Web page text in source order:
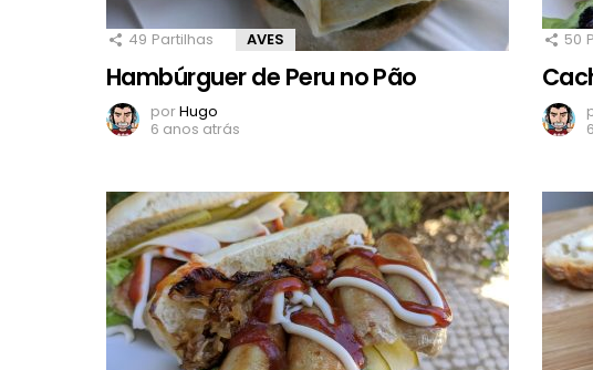
49 Partilhas AVES
Hambúrguer de Peru no Pão
porHugo
6 anos atrás
50